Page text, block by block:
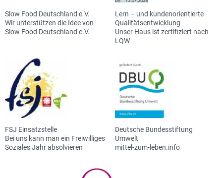
Slow Food Deutschland e.V.
Wir unterstützen die Idee von
Slow Food Deutschland e.V.
Lern – und kundenorientierte
Qualitätsentwicklung
Unser Haus ist zertifiziert nach
LQW
FSJ Einsatzstelle
Bei uns kann man ein Freiwilliges
Soziales Jahr absolvieren
Deutsche Bundesstiftung
Umwelt
mittel-zum-leben.info